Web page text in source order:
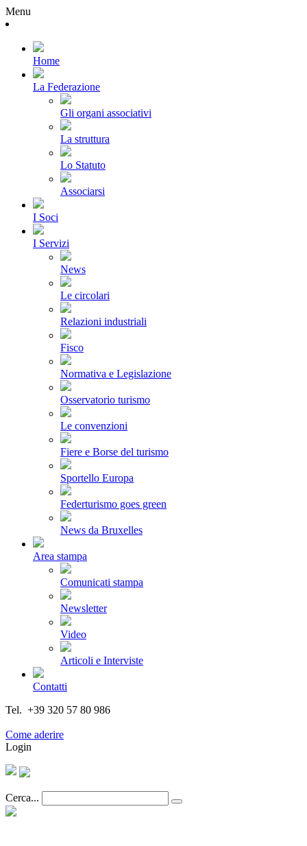
Menu
Home
La Federazione
Gli organi associativi
La struttura
Lo Statuto
Associarsi
I Soci
I Servizi
News
Le circolari
Relazioni industriali
Fisco
Normativa e Legislazione
Osservatorio turismo
Le convenzioni
Fiere e Borse del turismo
Sportello Europa
Federturismo goes green
News da Bruxelles
Area stampa
Comunicati stampa
Newsletter
Video
Articoli e Interviste
Contatti
Tel. +39 320 57 80 986
Come aderire
Login
Cerca...